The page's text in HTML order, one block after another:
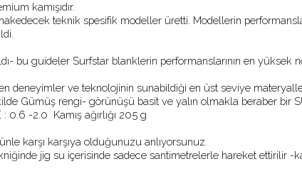
kamışıdır.
teknik spesifik modeller üretti. Modellerin
bu guideler Surfstar blanklerin performanslarının en yüksek
deneyimler ve teknolojinin sunabildiği en üst seviye
Gümüş rengi- görünüşü basit ve yalın olmakla beraber bir
-2.0  Kamış ağırlığı 205 g
karşı karşıya olduğunuzu anlıyorsunuz.
jig su içerisinde sadece santimetrelerle hareket ettirilir -